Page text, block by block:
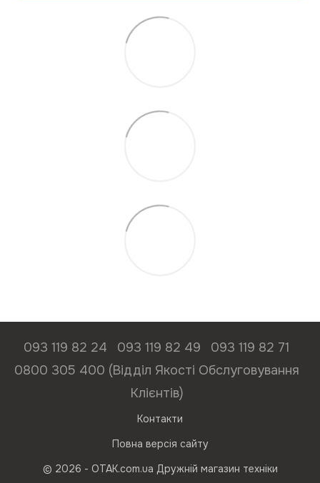
093 119 82 24 093 119 82 49
093 119 82 71
0800 305 400 (Відділ Якості Обслуговування
Клієнтів)
Контакти
Повна версія сайту
© 2026 - ОТАК.com.ua Дружній магазин техніки